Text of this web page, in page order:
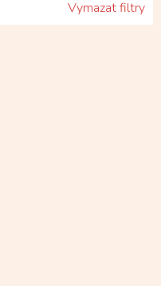
Vymazat filtry